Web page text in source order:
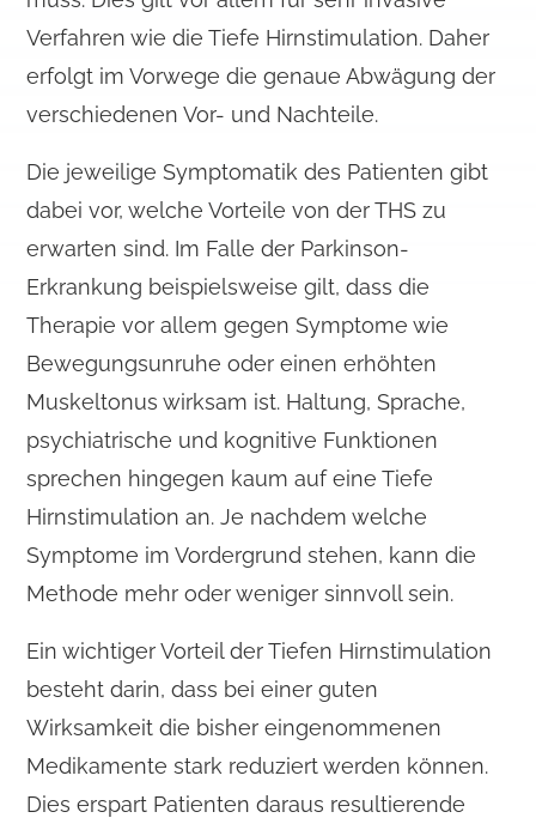
Verfahren wie die Tiefe Hirnstimulation. Daher
erfolgt im Vorwege die genaue Abwägung der
verschiedenen Vor- und Nachteile.
Die jeweilige Symptomatik des Patienten gibt
dabei vor, welche Vorteile von der THS zu
erwarten sind. Im Falle der Parkinson-
Erkrankung beispielsweise gilt, dass die
Therapie vor allem gegen Symptome wie
Bewegungsunruhe oder einen erhöhten
Muskeltonus wirksam ist. Haltung, Sprache,
psychiatrische und kognitive Funktionen
sprechen hingegen kaum auf eine Tiefe
Hirnstimulation an. Je nachdem welche
Symptome im Vordergrund stehen, kann die
Methode mehr oder weniger sinnvoll sein.
Ein wichtiger Vorteil der Tiefen Hirnstimulation
besteht darin, dass bei einer guten
Wirksamkeit die bisher eingenommenen
Medikamente stark reduziert werden können.
Dies erspart Patienten daraus resultierende